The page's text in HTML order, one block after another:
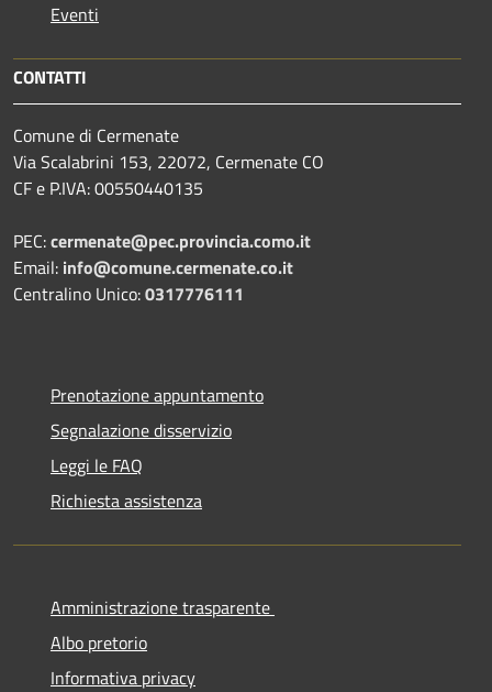
Eventi
CONTATTI
Comune di Cermenate
Via Scalabrini 153, 22072, Cermenate CO
CF e P.IVA: 00550440135
PEC:cermenate@pec.provincia.como.it
Email: info@comune.cermenate.co.it
Centralino Unico:0317776111
Prenotazione appuntamento
Segnalazione disservizio
Leggi le FAQ
Richiesta assistenza
Amministrazione trasparente
Albo pretorio
Informativa privacy